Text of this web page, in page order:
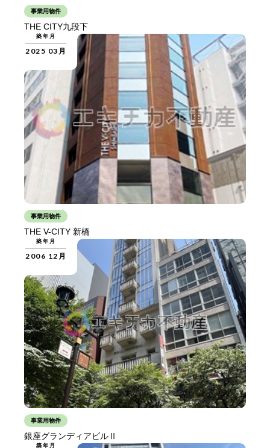
事業用物件
THE CITY九段下
築年月
2025 03月
事業用物件
THE V-CITY 新橋
築年月
2006 12月
事業用物件
銀座グランディアビルⅡ
築年月